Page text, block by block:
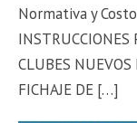
Normativa y
INSTRUCCIONES
CLUBES
FICHAJE DE […]